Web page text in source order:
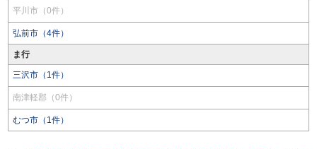
平川市（0件）
弘前市（4件）
ま行
三沢市（1件）
南津軽郡（0件）
むつ市（1件）